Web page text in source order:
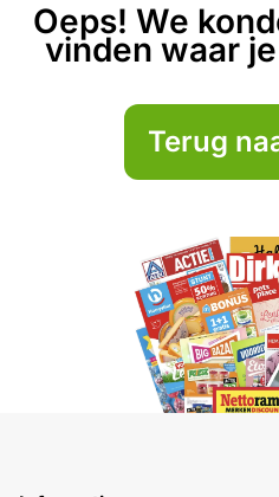
Oeps! We
vinden waar
Terug